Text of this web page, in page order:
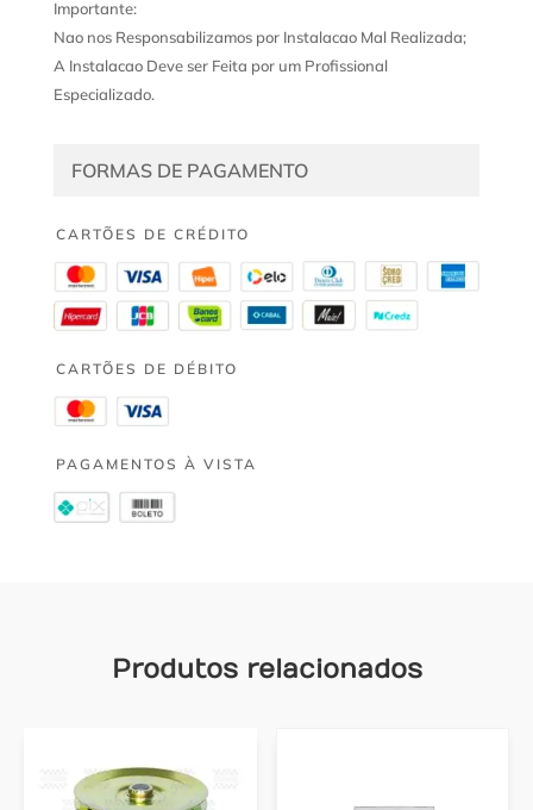
Importante:
Nao nos Responsabilizamos por Instalacao Mal Realizada;
A Instalacao Deve ser Feita por um Profissional
Especializado.
FORMAS DE PAGAMENTO
CARTÕES DE CRÉDITO
CARTÕES DE DÉBITO
PAGAMENTOS À VISTA
Produtos relacionados